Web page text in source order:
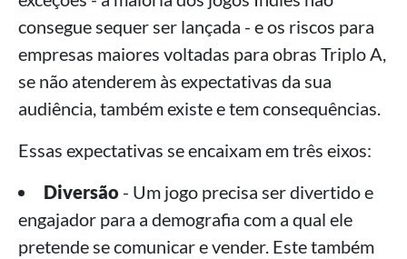
consegue sequer ser lançada - e os riscos para
empresas maiores voltadas para obras Triplo A,
se não atenderem às expectativas da sua
audiência, também existe e tem consequências.
Essas expectativas se encaixam em três eixos:
Diversão - Um jogo precisa ser divertido e
engajador para a demografia com a qual ele
pretende se comunicar e vender. Este também